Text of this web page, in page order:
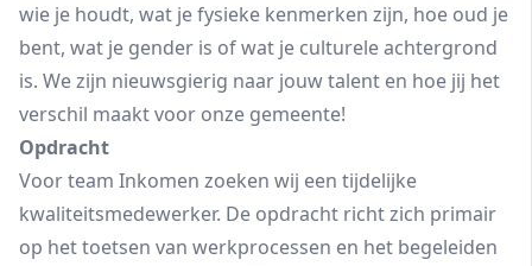
wie je houdt, wat je fysieke kenmerken zijn, hoe oud je
bent, wat je gender is of wat je culturele achtergrond
is. We zijn nieuwsgierig naar jouw talent en hoe jij het
verschil maakt voor onze gemeente!
Opdracht
Voor team Inkomen zoeken wij een tijdelijke
kwaliteitsmedewerker. De opdracht richt zich primair
op het toetsen van werkprocessen en het begeleiden